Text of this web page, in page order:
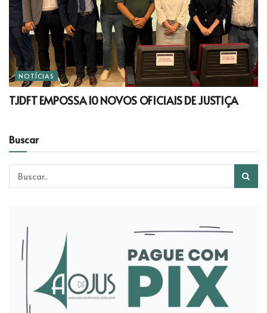
NOTÍCIAS
TJDFT EMPOSSA 10 NOVOS OFICIAIS DE JUSTIÇA
Buscar